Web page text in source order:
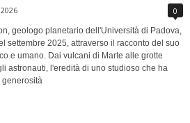
0
geologo planetario dell'Università di Padova,
settembre 2025, attraverso il racconto del suo
e umano. Dai vulcani di Marte alle grotte
astronauti, l'eredità di uno studioso che ha
generosità